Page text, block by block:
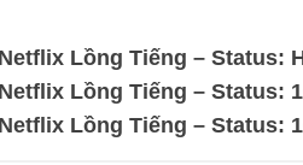
Lồng Tiếng – Status:
Lồng Tiếng – Status:
Lồng Tiếng – Status: